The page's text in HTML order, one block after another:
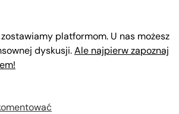
platformom. U nas możesz
dyskusji.Ale najpierw zapoznaj